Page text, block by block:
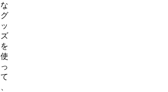
な
グ
ッ
ズ
を
使
っ
て